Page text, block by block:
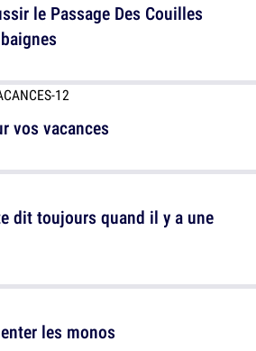
vos vacances
les monos
le Passage Des Couilles
dit toujours quand il y a une